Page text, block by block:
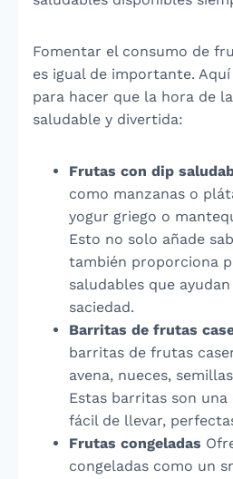
Fomentar el consumo de
es igual de importante.
para hacer que la hora de
saludable y divertida:
Frutas con dip
como manzanas o
yogur griego o
Esto no solo añade
también proporciona
saludables que
saciedad.
Barritas de frutas
barritas de frutas
avena, nueces,
Estas barritas son
fácil de llevar,
Frutas congeladas
congeladas como un